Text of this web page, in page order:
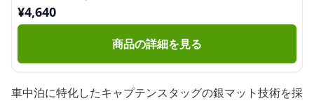
¥4,640
商品の詳細を見る
車中泊に特化したキャプテンスタッグの銀マット技術を採